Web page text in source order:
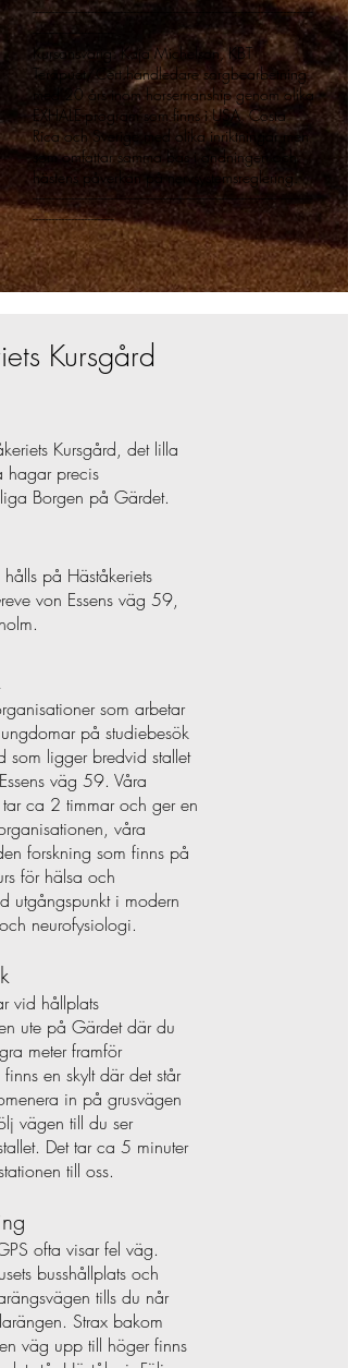
​--------------------------------------------------------------------------------------
-------------------------
Kursansvarig: Kaja Michelson, KBT
Terapuet/Cert.handledare sorgbearbetning
med 20 års inom horsemanship genom olika
EXHALE-program som finns i USA, Costa
Rica och Sverige med olika inriktningar men
som omfattar samma bas i andningen och
hästens påverkan på nervsystemsreglering.
--------------------------------------------------------------------------------------
-------------------------
Kursgård
Kursgård, det lilla
hagar precis
Borgen på Gärdet.
på Häståkeriets
von Essens väg 59,
som arbetar
på studiebesök
som ligger bredvid stallet
väg 59. Våra
ca 2 timmar och ger en
våra
forskning som finns på
för hälsa och
utgångspunkt i modern
neurofysiologi.
vid hållplats
ute på Gärdet där du
meter framför
en skylt där det står
in på grusvägen
vägen till du ser
Det tar ca 5 minuter
till oss.
ofta visar fel väg.
busshållplats och
tills du når
Strax bakom
väg upp till höger finns